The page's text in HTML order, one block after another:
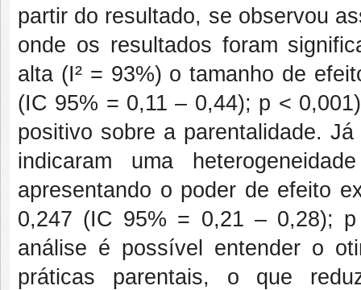
partir do resultado, se observou
onde os resultados foram
alta (I² = 93%) o tamanho de
(IC 95% = 0,11 ­– 0,44); p <
positivo sobre a parentalidade.
indicaram uma
apresentando o poder de efeito
0,247 (IC 95% = 0,21 ­– 0,28);
análise é possível entender o
práticas parentais, o que